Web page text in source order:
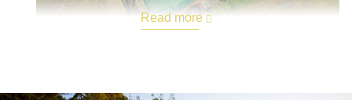
Read more